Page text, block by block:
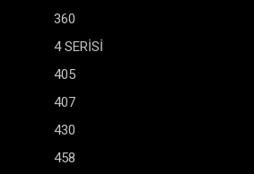
360
4 SERİSİ
405
407
430
458